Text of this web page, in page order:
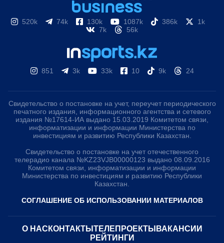
520k 74k 130k 1087k 386k
1k
7k
56k
851 3k 33k 10 9k 24
Свидетельство о постановке на учет, переучет периодического
печатного издания, информационного агентства и сетевого
издания №17614-ИА выдано 15.03.2019 Комитетом связи,
информатизации и информации Министерства по
инвестициям и развитию Республики Казахстан.
Свидетельство о постановке на учет отечественного
телерадио канала №KZ23VJB00000123 выдано 08.09.2016
Комитетом связи, информатизации и информации
Министерства по инвестициям и развитию Республики
Казахстан.
СОГЛАШЕНИЕ ОБ ИСПОЛЬЗОВАНИИ МАТЕРИАЛОВ
О НАС КОНТАКТЫ ТЕЛЕПРОЕКТЫ ВАКАНСИИ
РЕЙТИНГИ